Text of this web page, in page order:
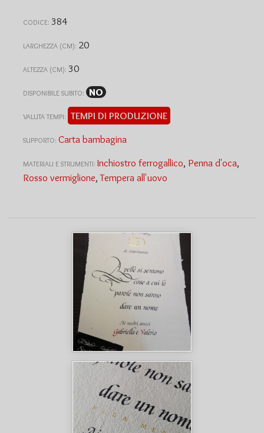
CODICE: 384
LARGHEZZA (CM): 20
ALTEZZA (CM): 30
DISPONIBILE SUBITO: NO
VALUTA TEMPI: TEMPI DI PRODUZIONE
SUPPORTO: Carta bambagina
MATERIALI E STRUMENTI: Inchiostro ferrogallico, Penna d'oca,
Rosso vermiglione,Tempera all'uovo